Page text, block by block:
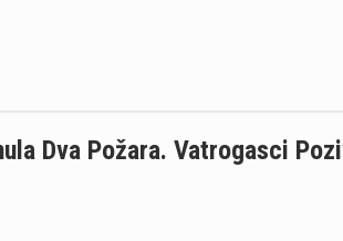
Dva Požara. Vatrogasci